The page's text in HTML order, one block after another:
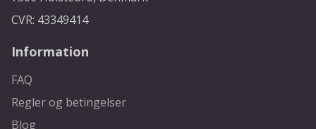
CVR: 43349414
Information
FAQ
Regler og betingelser
Blog